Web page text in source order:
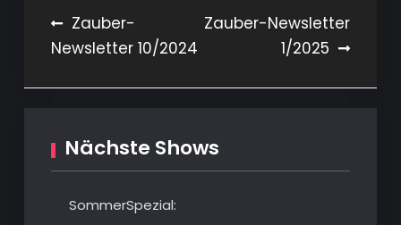
Beitragsnavigation
Zauber-
Newsletter 10/2024
Zauber-Newsletter
1/2025
Nächste Shows
SommerSpezial: